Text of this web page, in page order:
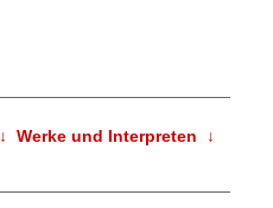
↓ Werke und Interpreten ↓